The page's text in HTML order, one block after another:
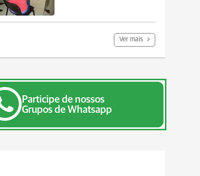
Ver mais
Participe de nossos
Grupos de Whatsapp